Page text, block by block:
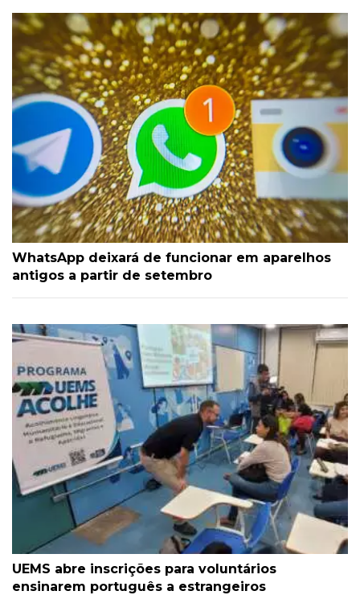
WhatsApp deixará de funcionar em aparelhos
antigos a partir de setembro
UEMS abre inscrições para voluntários
ensinarem português a estrangeiros